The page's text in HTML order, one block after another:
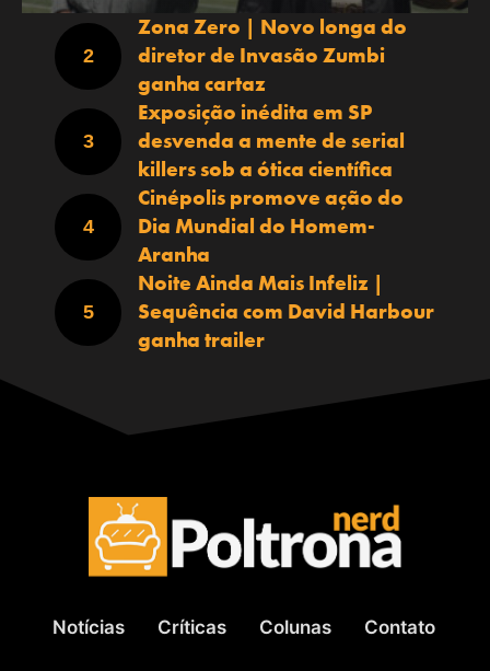
Zona Zero | Novo longa do
diretor de Invasão Zumbi
ganha cartaz
Exposição inédita em SP
desvenda a mente de serial
killers sob a ótica científica
Cinépolis promove ação do
Dia Mundial do Homem-
Aranha
Noite Ainda Mais Infeliz |
Sequência com David Harbour
ganha trailer
Notícias Críticas Colunas Contato